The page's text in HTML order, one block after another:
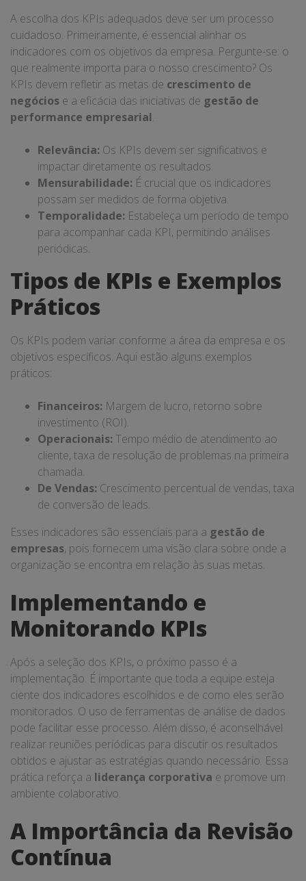
A escolha dos KPIs adequados deve ser um processo
cuidadoso. Primeiramente, é essencial alinhar os
indicadores com os objetivos da empresa. Pergunte-se: o
que realmente importa para o nosso crescimento? Os
KPIs devem refletir as metas de crescimento de
negócios e a eficácia das iniciativas de gestão de
performance empresarial.
Relevância: Os KPIs devem ser significativos e
impactar diretamente os resultados.
Mensurabilidade: É crucial que os indicadores
possam ser medidos de forma objetiva.
Temporalidade: Estabeleça um período de tempo
para acompanhar cada KPI, permitindo análises
periódicas.
Tipos de KPIs e Exemplos
Práticos
Os KPIs podem variar conforme a área da empresa e os
objetivos específicos. Aqui estão alguns exemplos
práticos:
Financeiros: Margem de lucro, retorno sobre
investimento (ROI).
Operacionais: Tempo médio de atendimento ao
cliente, taxa de resolução de problemas na primeira
chamada.
De Vendas: Crescimento percentual de vendas, taxa
de conversão de leads.
Esses indicadores são essenciais para a gestão de
empresas, pois fornecem uma visão clara sobre onde a
organização se encontra em relação às suas metas.
Implementando e
Monitorando KPIs
Após a seleção dos KPIs, o próximo passo é a
implementação. É importante que toda a equipe esteja
ciente dos indicadores escolhidos e de como eles serão
monitorados. O uso de ferramentas de análise de dados
pode facilitar esse processo. Além disso, é aconselhável
realizar reuniões periódicas para discutir os resultados
obtidos e ajustar as estratégias quando necessário. Essa
prática reforça a liderança corporativa e promove um
ambiente colaborativo.
A Importância da Revisão
Contínua